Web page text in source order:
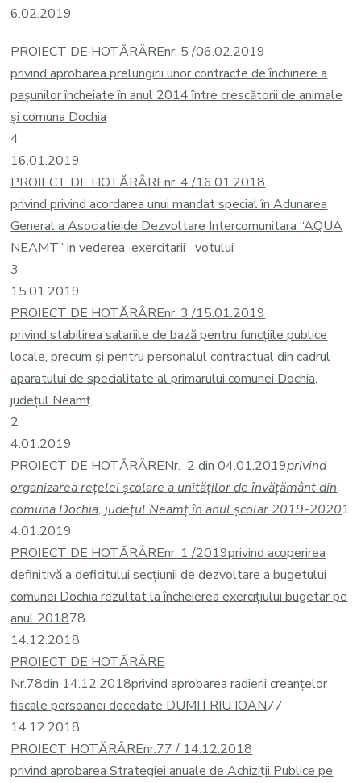
6.02.2019
PROIECT DE HOTĂRÂREnr. 5 /06.02.2019
privind aprobarea prelungirii unor contracte de închiriere a
pașunilor încheiate în anul 2014 între crescătorii de animale
și comuna Dochia
4
16.01.2019
PROIECT DE HOTĂRÂREnr. 4 /16.01.2018
privind privind acordarea unui mandat special în Adunarea
General a Asociatieide Dezvoltare Intercomunitara “AQUA
NEAMT” in vederea exercitarii votului
3
15.01.2019
PROIECT DE HOTĂRÂREnr. 3 /15.01.2019
privind stabilirea salariile de bază pentru funcțiile publice
locale, precum şi pentru personalul contractual din cadrul
aparatului de specialitate al primarului comunei Dochia,
județul Neamț
2
4.01.2019
PROIECT DE HOTĂRÂRENr. 2 din 04.01.2019privind
organizarea rețelei școlare a unităților de învățământ din
comuna Dochia, județul Neamț în anul școlar 2019-20201
4.01.2019
PROIECT DE HOTĂRÂREnr. 1 /2019privind acoperirea
definitivă a deficitului secțiunii de dezvoltare a bugetului
comunei Dochia rezultat la încheierea exercițiului bugetar pe
anul 201878
14.12.2018
PROIECT DE HOTĂRÂRE
Nr.78din 14.12.2018privind aprobarea radierii creanțelor
fiscale persoanei decedate DUMITRIU IOAN77
14.12.2018
PROIECT HOTĂRÂREnr.77 / 14.12.2018
privind aprobarea Strategiei anuale de Achiziții Publice pe